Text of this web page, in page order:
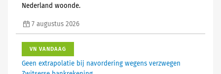
Nederland woonde.
7 augustus 2026
VN VANDAAG
Geen extrapolatie bij navordering wegens verzwegen